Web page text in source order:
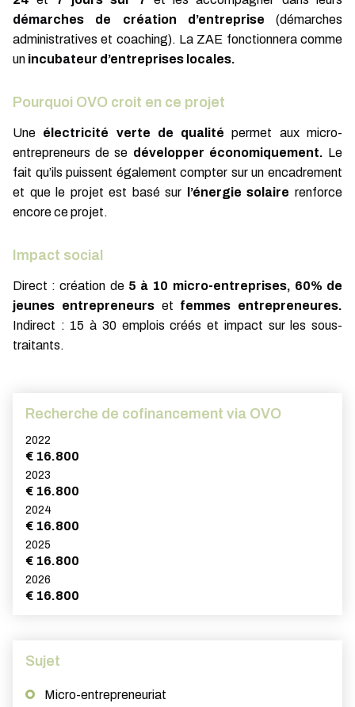
démarches de création d’entreprise (démarches
administratives et coaching). La ZAE fonctionnera comme
un incubateur d’entreprises locales.
Pourquoi OVO croit en ce projet
Une électricité verte de qualité permet aux micro-
entrepreneurs de se développer économiquement. Le
fait qu’ils puissent également compter sur un encadrement
et que le projet est basé sur
l’énergie solaire renforce
encore ce projet.
Impact social
Direct : création de 5 à 10 micro-entreprises, 60% de
jeunes entrepreneurset femmes entrepreneures.
Indirect : 15 à 30 emplois créés et impact sur les sous-
traitants.
Recherche de cofinancement via OVO
2022
€ 16.800
2023
€ 16.800
2024
€ 16.800
2025
€ 16.800
2026
€ 16.800
Sujet
Micro-entrepreneuriat